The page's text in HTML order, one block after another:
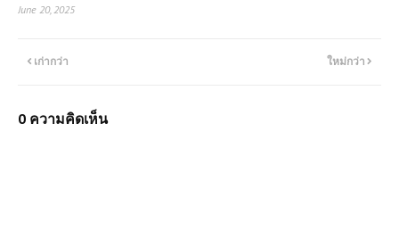
June 20, 2025
ใหม่กว่า
เก่ากว่า
0 ความคิดเห็น